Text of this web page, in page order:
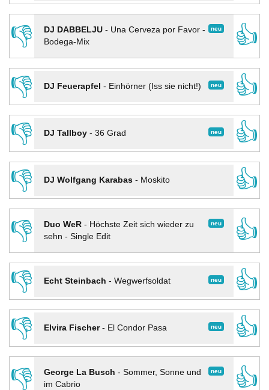
👎
neu
DJ DABBELJU- Una Cerveza por Favor -
Bodega-Mix
👍
👎
neu
DJ Feuerapfel - Einhörner (Iss sie nicht!)
👍
👎
neu
DJ Tallboy- 36 Grad
👍
👎
DJ Wolfgang Karabas- Moskito
👍
👎
neu
Duo WeR- Höchste Zeit sich wieder zu
sehn - Single Edit
👍
👎
neu
Echt Steinbach - Wegwerfsoldat
👍
👎
neu
Elvira Fischer- El Condor Pasa
👍
👎
neu
George La Busch - Sommer, Sonne und
im Cabrio
👍